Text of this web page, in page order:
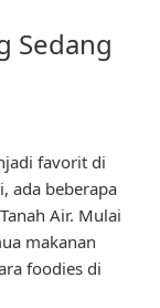
Sedang
favorit di
ada beberapa
Air. Mulai
makanan
foodies di